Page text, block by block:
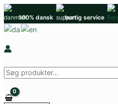
Gå
til
indholdet
100% dansk hurtig service
Søg
efter
produkter